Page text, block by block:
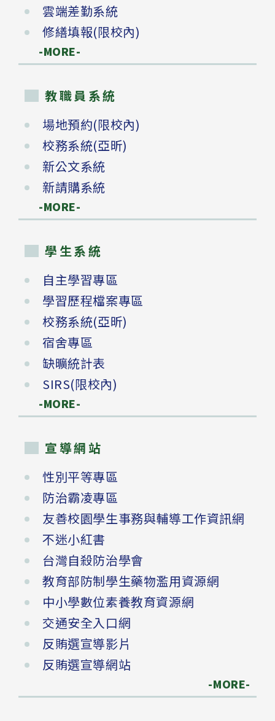
雲端差勤系統
修繕填報(限校內)
-MORE-
教職員系統
場地預約(限校內)
校務系統(亞昕)
新公文系統
新請購系統
-MORE-
學生系統
自主學習專區
學習歷程檔案專區
校務系統(亞昕)
宿舍專區
缺曠統計表
SIRS(限校內)
-MORE-
宣導網站
性別平等專區
防治霸凌專區
友善校園學生事務與輔導工作資訊網
不迷小紅書
台灣自殺防治學會
教育部防制學生藥物濫用資源網
中小學數位素養教育資源網
交通安全入口網
反賄選宣導影片
反賄選宣導網站
-MORE-